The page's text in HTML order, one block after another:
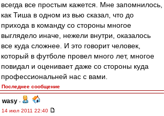
всегда все простым кажется. Мне запомнилось,
как Тиша в одном из вью сказал, что до
прихода в команду со стороны многое
выглядело иначе, нежели внутри, оказалось
все куда сложнее. И это говорит человек,
который в футболе провел много лет, многое
повидал и оценивает даже со стороны куда
профессиональней нас с вами.
Последнее сообщение
wasy -
14 июл 2011 22:40